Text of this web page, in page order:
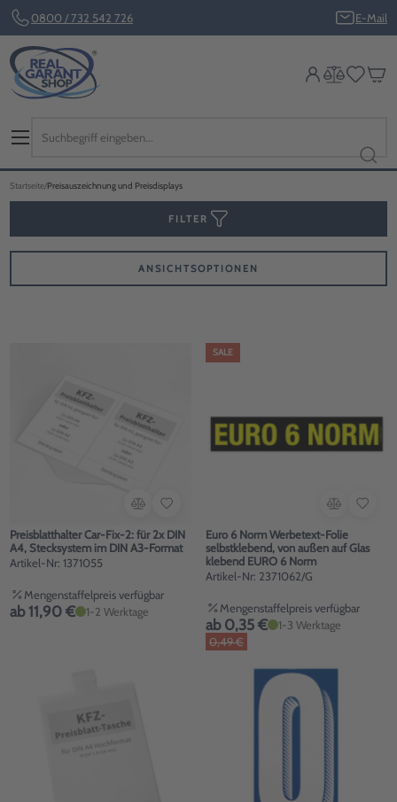
0800 / 732 542 726 E-Mail
Startseite Preisauszeichnung und Preisdisplays
FILTER
ANSICHTSOPTIONEN
Preisblatthalter Car-Fix-2: für 2x DIN
A4, Stecksystem im DIN A3-Format
Artikel-Nr: 1371055
Mengenstaffelpreis verfügbar
ab 11,90 € 1-2 Werktage
SALE
Euro 6 Norm Werbetext-Folie
selbstklebend, von außen auf Glas
klebend EURO 6 Norm
Artikel-Nr: 2371062/G
Mengenstaffelpreis verfügbar
ab 0,35 €
1-3 Werktage
0,49 €